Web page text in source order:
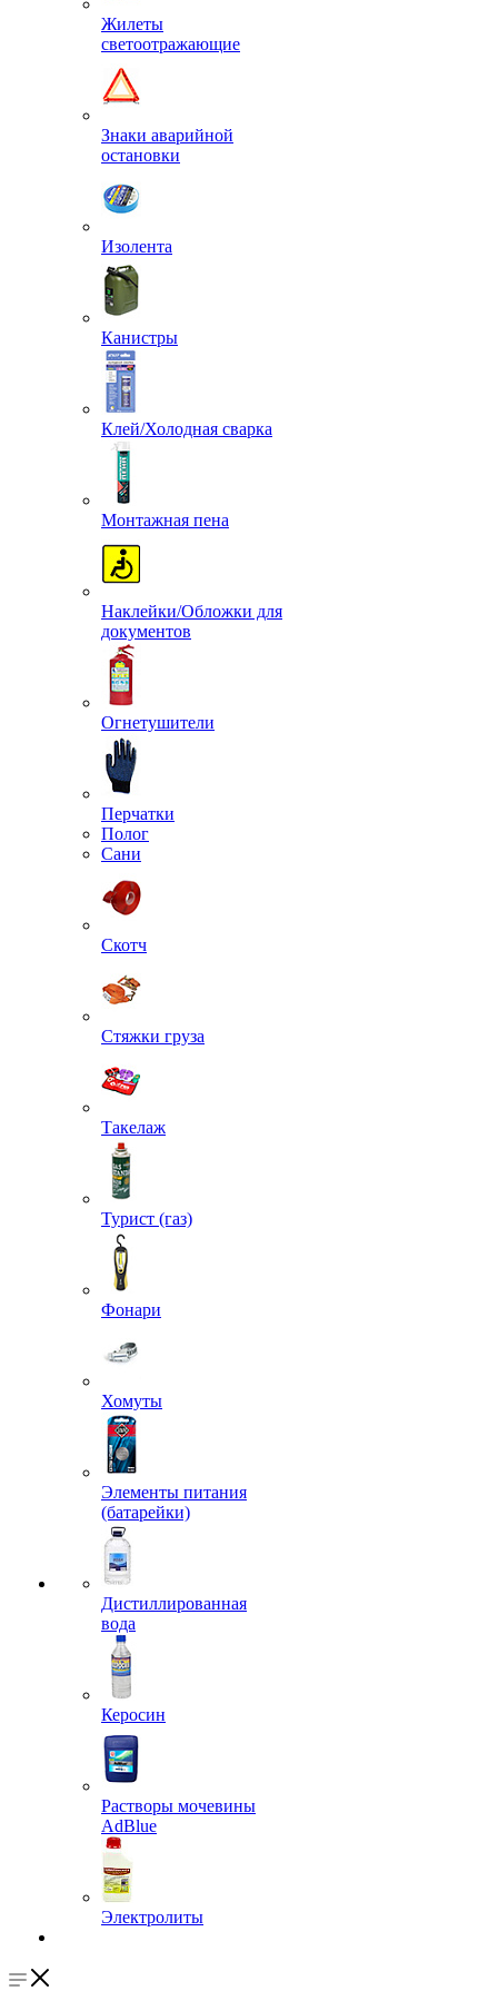
Жилеты
светоотражающие
Знаки аварийной
остановки
Изолента
Канистры
Клей/Холодная сварка
Монтажная пена
Наклейки/Обложки для
документов
Огнетушители
Перчатки
Полог
Сани
Скотч
Стяжки груза
Такелаж
Турист (газ)
Фонари
Хомуты
Элементы питания
(батарейки)
Дистиллированная
вода
Керосин
Растворы мочевины
AdBlue
Электролиты